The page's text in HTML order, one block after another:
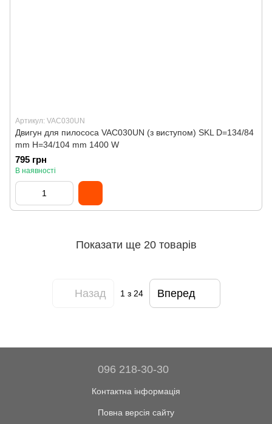
Артикул: VAC030UN
Двигун для пилососа VAC030UN (з виступом) SKL D=134/84
mm H=34/104 mm 1400 W
795 грн
В наявності
Показати ще 20 товарів
Назад 1з 24 Вперед
096 218-30-30
Контактна інформація
Повна версія сайту